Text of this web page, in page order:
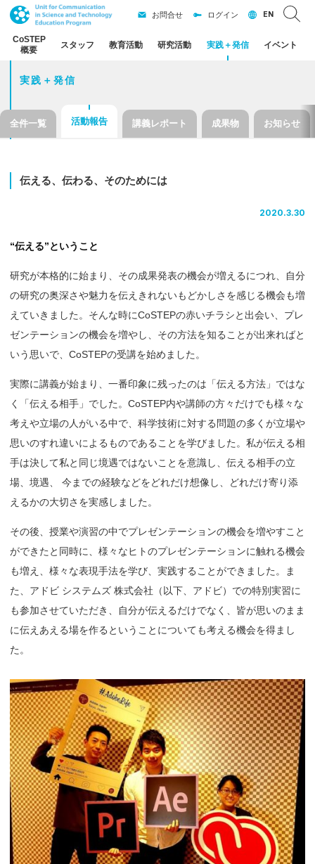
CoSTEP
概要
スタッフ 教育活動 研究活動 実践＋発信 イベント
お問合せ ログイン EN
実践＋発信
全件一覧 活動報告 講義レポート 成果物 お知らせ
伝える、 伝わる、 そのためには
2020.3.30
“伝える”ということ
研究が本格的に始まり、その成果発表の機会が増えるにつれ、自分
の研究の奥深さや魅力を伝えきれないもどかしさを感じる機会も増
えていきました。そんな時にCoSTEPの赤いチラシと出会い、プレ
ゼンテーションの機会を増やし、その方法を知ることが出来ればと
いう思いで、CoSTEPの受講を始めました。
実際に講義が始まり、一番印象に残ったのは「伝える方法」ではな
く「伝える相手」でした。CoSTEP内や講師の方々だけでも様々な
考えや立場の人がいる中で、科学技術に対する問題の多くが立場や
思いのすれ違いによるものであることを学びました。私が伝える相
手は決して私と同じ境遇ではないことを意識し、伝える相手の立
場、境遇、 今までの経験などをどれだけ想像し、どれだけ寄り添
えるかの大切さを実感しました。
その後、授業や演習の中でプレゼンテーションの機会を増やすこと
ができたと同時に、様々なヒトのプレゼンテーションに触れる機会
も増え、様々な表現手法を学び、実践することができました。ま
た、アドビ システムズ 株式会社（以下、アドビ）での特別実習に
も参加させていただき、自分が伝えるだけでなく、皆が思いのまま
に伝えあえる場を作るということについても考える機会を得まし
た。